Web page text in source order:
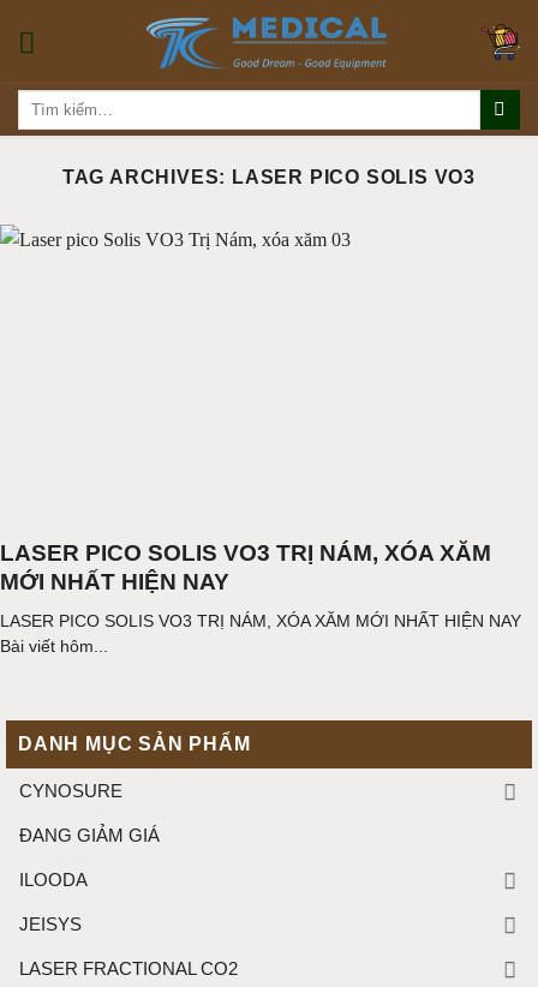
Tìm
TAG ARCHIVES: LASER PICO SOLIS VO3
LASER PICO SOLIS VO3 TRỊ NÁM, XÓA XĂM
MỚI NHẤT HIỆN NAY
LASER PICO SOLIS VO3 TRỊ NÁM, XÓA XĂM MỚI NHẤT HIỆN NAY
Bài viết hôm...
DANH MỤC SẢN PHẨM
CYNOSURE
ĐANG GIẢM GIÁ
ILOODA
JEISYS
LASER FRACTIONAL CO2